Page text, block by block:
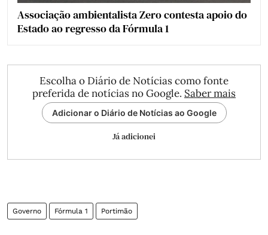
Associação ambientalista Zero contesta apoio do
Estado ao regresso da Fórmula 1
Escolha o Diário de Notícias como fonte
preferida de notícias no Google. Saber mais
Adicionar o Diário de Notícias ao Google
Já adicionei
Governo Fórmula 1 Portimão